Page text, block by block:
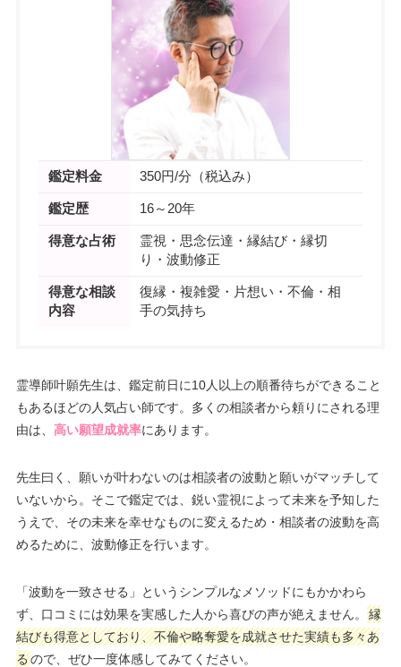
鑑定料金 350円/分（税込み）
鑑定歴 16～20年
得意な占術
霊視・思念伝達・縁結び・縁切
り・波動修正
得意な相談
内容
復縁・複雑愛・片想い・不倫・相
手の気持ち
霊導師叶願先生は、鑑定前日に10人以上の順番待ちができること
もあるほどの人気占い師です。多くの相談者から頼りにされる理
由は、 高い願望成就率にあります。
先生曰く、願いが叶わないのは相談者の波動と願いがマッチして
いないから。そこで鑑定では、鋭い霊視によって未来を予知した
うえで、その未来を幸せなものに変えるため・相談者の波動を高
めるために、波動修正を行います。
「波動を一致させる」というシンプルなメソッドにもかかわら
ず、口コミには効果を実感した人から喜びの声が絶えません。
縁
結びも得意としており、不倫や略奪愛を成就させた実績も多々あ
るので、ぜひ一度体感してみてください。